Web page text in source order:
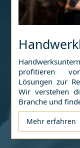
profitieren
Lösungen zur
Wir verstehen
Branche und
Mehr erfahren